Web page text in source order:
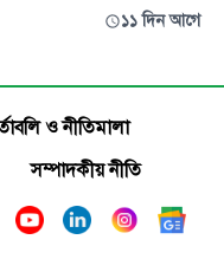
১১ দিন আগে
ও নীতিমালা
সম্পাদকীয় নীতি